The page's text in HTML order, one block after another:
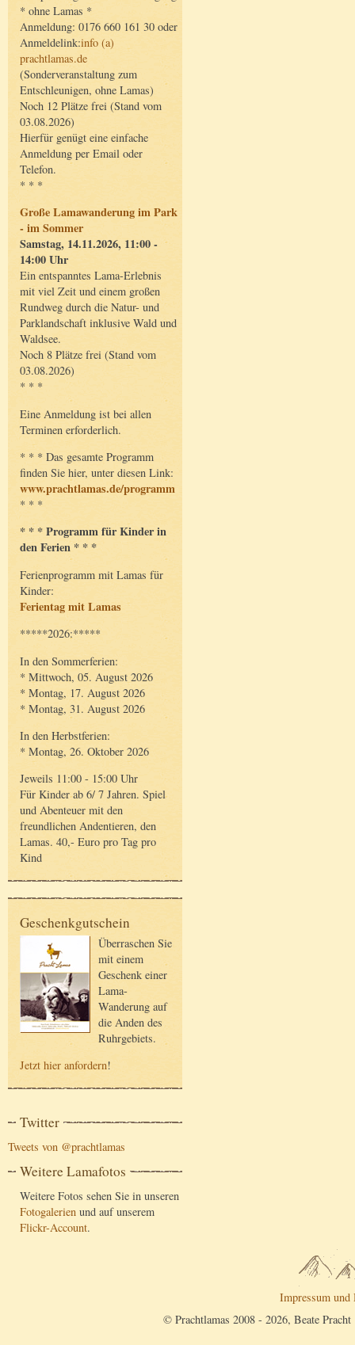
* ohne Lamas *
Anmeldung: 0176 660 161 30 oder
Anmeldelink:info (a)
prachtlamas.de
(Sonderveranstaltung zum
Entschleunigen, ohne Lamas)
Noch 12 Plätze frei (Stand vom
03.08.2026)
Hierfür genügt eine einfache
Anmeldung per Email oder
Telefon.
* * *
Große Lamawanderung im Park
- im Sommer
Samstag, 14.11.2026, 11:00 -
14:00 Uhr
Ein entspanntes Lama-Erlebnis
mit viel Zeit und einem großen
Rundweg durch die Natur- und
Parklandschaft inklusive Wald und
Waldsee.
Noch 8 Plätze frei (Stand vom
03.08.2026)
* * *
Eine Anmeldung ist bei allen
Terminen erforderlich.
* * * Das gesamte Programm
finden Sie hier, unter diesen Link:
www.prachtlamas.de/programm
* * *
* * * Programm für Kinder in
den Ferien * * *
Ferienprogramm mit Lamas für
Kinder:
Ferientag mit Lamas
*****2026:*****
In den Sommerferien:
* Mittwoch, 05. August 2026
* Montag, 17. August 2026
* Montag, 31. August 2026
In den Herbstferien:
* Montag, 26. Oktober 2026
Jeweils 11:00 - 15:00 Uhr
Für Kinder ab 6/ 7 Jahren. Spiel
und Abenteuer mit den
freundlichen Andentieren, den
Lamas. 40,- Euro pro Tag pro
Kind
Geschenkgutschein
Überraschen Sie
mit einem
Geschenk einer
Lama-
Wanderung auf
die Anden des
Ruhrgebiets.
Jetzt hier anfordern!
Twitter
Tweets von @prachtlamas
Weitere Lamafotos
Weitere Fotos sehen Sie in unseren
Fotogalerien und auf unserem
Flickr-Account.
Impressum und
© Prachtlamas 2008 - 2026, Beate Pracht